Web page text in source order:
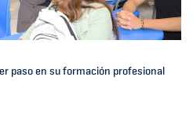
paso en su formación profesional